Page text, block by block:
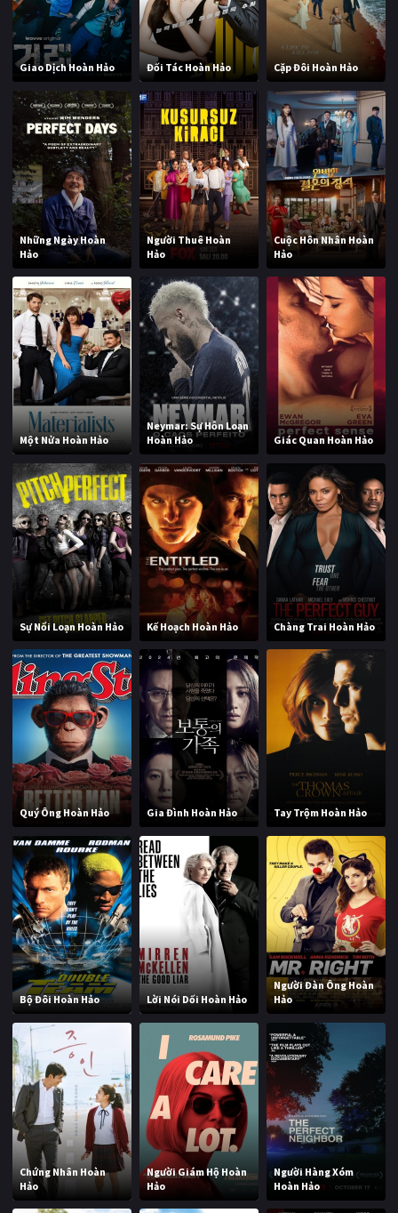
Giao Dịch Hoàn Hảo Đối Tác Hoàn Hảo Cặp Đôi Hoàn Hảo
Những Ngày Hoàn
Hảo
Người Thuê Hoàn
Hảo
Cuộc Hôn Nhân Hoàn
Hảo
Một Nửa Hoàn Hảo
Neymar: Sự Hỗn Loạn
Hoàn Hảo
Giác Quan Hoàn Hảo
Sự Nổi Loạn Hoàn Hảo Kế Hoạch Hoàn Hảo Chàng Trai Hoàn Hảo
Quý Ông Hoàn Hảo Gia Đình Hoàn Hảo Tay Trộm Hoàn Hảo
Bộ Đôi Hoàn Hảo Lời Nói Dối Hoàn Hảo
Người Đàn Ông Hoàn
Hảo
Chứng Nhân Hoàn
Hảo
Người Giám Hộ Hoàn
Hảo
Người Hàng Xóm
Hoàn Hảo